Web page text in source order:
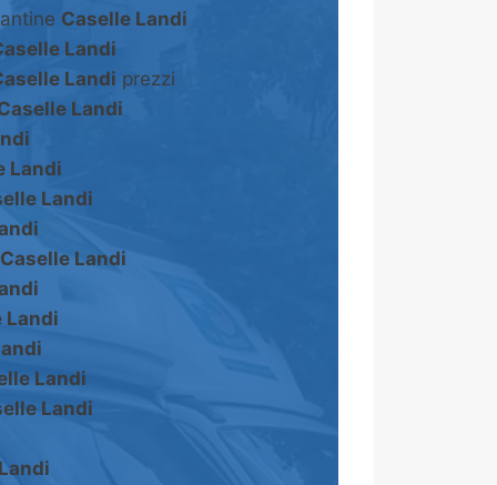
Caselle Landi
Landi
Landi prezzi
Landi
Landi
Landi
Caselle Landi
Landi
Landi
Landi